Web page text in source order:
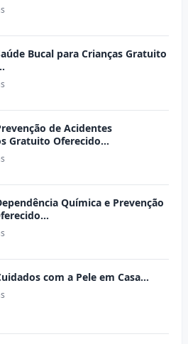
Bucal para Crianças Gratuito
de Acidentes
Gratuito Oferecido…
Química e Prevenção
com a Pele em Casa…